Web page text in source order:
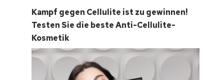
Kampf gegen Cellulite ist zu gewinnen!
Testen Sie die beste Anti-Cellulite-
Kosmetik